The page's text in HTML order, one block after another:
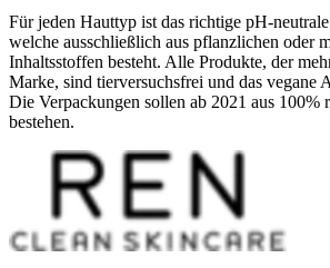
Für jeden Hauttyp ist das richtige pH-
welche ausschließlich aus pflanzlichen oder
Inhaltsstoffen besteht. Alle Produkte, der
Marke, sind tierversuchsfrei und das vegane
Die Verpackungen sollen ab 2021 aus 100%
bestehen.